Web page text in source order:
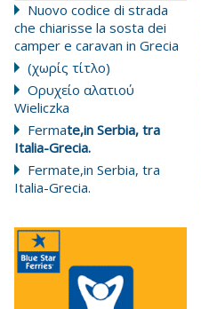
Nuovo codice di strada
che chiarisse la sosta dei
camper e caravan in Grecia
(χωρίς τίτλο)
Ορυχείο αλατιού
Wieliczka
Fermate,in Serbia, tra
Italia-Grecia.
Fermate,in Serbia, tra
Italia-Grecia.